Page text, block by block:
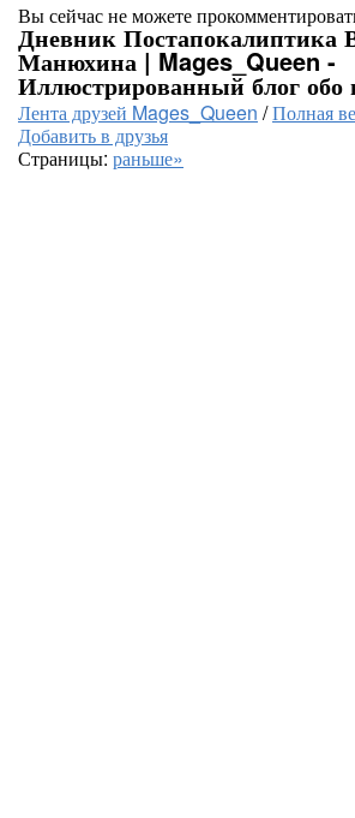
Вы сейчас не можете
Дневник Постапокалиптика
Манюхина | Mages_Queen -
Иллюстрированный блог обо
Лента друзей Mages_Queen /Полная
Добавить в друзья
Страницы: раньше»